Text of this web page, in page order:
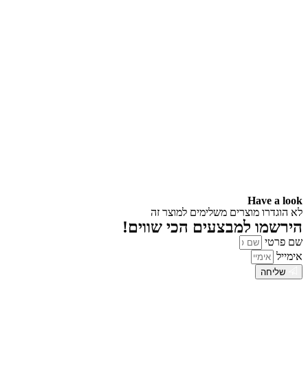
Have a look
לא הוגדרו מוצרים משלימים למוצר זה
הירשמו למבצעים הכי שווים!
שם פרטי
אימייל
שליחה